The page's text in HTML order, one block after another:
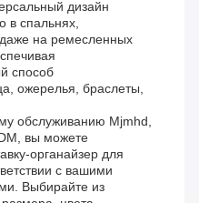
дизайн
в спальнях,
на ремесленных
способ
ожерелья, браслеты,
обслуживанию Mjmhd,
вы можете
органайзер для
с вашими
Выбирайте из